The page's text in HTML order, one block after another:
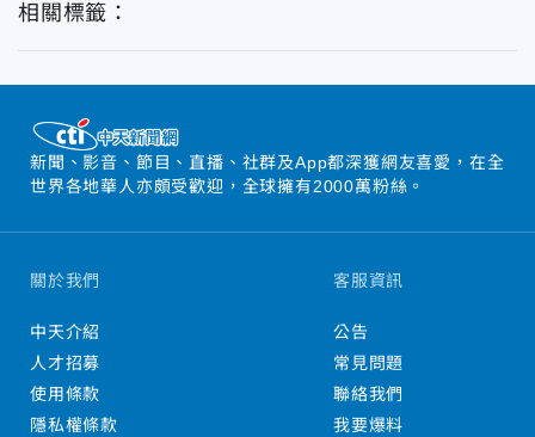
相關標籤：
新聞、影音、節目、直播、社群及App都深獲網友喜愛，在全
世界各地華人亦頗受歡迎，全球擁有2000萬粉絲。
關於我們
中天介紹
人才招募
使用條款
隱私權條款
客服資訊
公告
常見問題
聯絡我們
我要爆料